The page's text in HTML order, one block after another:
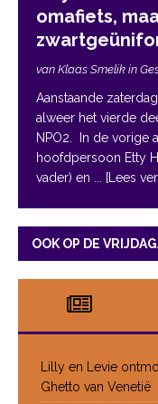
omafiets,
van Klaas Smelik in
Aanstaande
alweer het vierde
NPO2. In de vorige
hoofdpersoon Etty
vader) en ... [Lees
OOK OP DE
Lilly en Levie
Ghetto van Venetië